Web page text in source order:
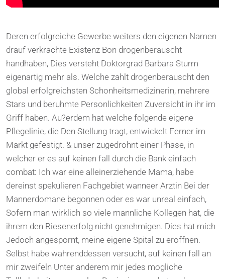
Deren erfolgreiche Gewerbe weiters den eigenen Namen
drauf verkrachte Existenz Bon drogenberauscht
handhaben, Dies versteht Doktorgrad Barbara Sturm
eigenartig mehr als. Welche zahlt drogenberauscht den
global erfolgreichsten Schonheitsmedizinerin, mehrere
Stars und beruhmte Personlichkeiten Zuversicht in ihr im
Griff haben. Au?erdem hat welche folgende eigene
Pflegelinie, die Den Stellung tragt, entwickelt Ferner im
Markt gefestigt. & unser zugedrohnt einer Phase, in
welcher er es auf keinen fall durch die Bank einfach
combat: Ich war eine alleinerziehende Mama, habe
dereinst spekulieren Fachgebiet wanneer Arztin Bei der
Mannerdomane begonnen oder es war unreal einfach,
Sofern man wirklich so viele mannliche Kollegen hat, die
ihrem den Riesenerfolg nicht genehmigen. Dies hat mich
Jedoch angespornt, meine eigene Spital zu eroffnen.
Selbst habe wahrenddessen versucht, auf keinen fall an
mir zweifeln Unter anderem mir jedes mogliche